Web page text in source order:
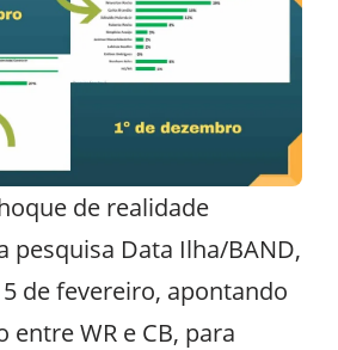
de realidade
pesquisa Data Ilha/BAND,
de fevereiro, apontando
entre WR e CB, para